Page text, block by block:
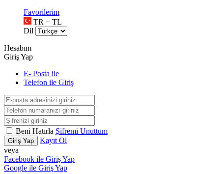
Favorilerim
TR − TL
Dil
Hesabım
Giriş Yap
E- Posta ile
Telefon ile Giriş
Beni Hatırla Şifremi Unuttum
Giriş Yap
Kayıt Ol
veya
Facebook ile Giriş Yap
Google ile Giriş Yap